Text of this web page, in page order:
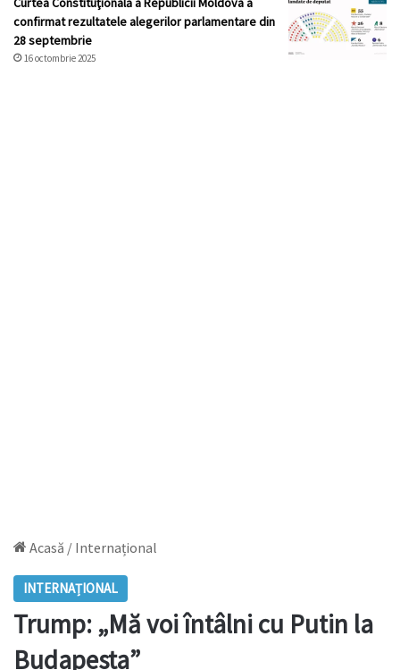
confirmat rezultatele alegerilor parlamentare din
28 septembrie
16 octombrie 2025